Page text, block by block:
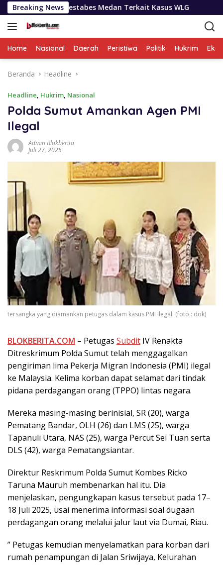
Langsung
ke
konten
Breaking NewsMedan Terkait Kasus WLG Selama
Home Nasional Daerah Peristiwa Politik Hukrim
Beranda Headline
Headline, Hukrim, Nasional
Polda Sumut Amankan Agen PMI
Ilegal
Admin Blokberita
Juli 27, 2025
tersangka yang diamankan petugas dalam kasus PMI Ilegal. (foto : dok)
BLOKBERITA.COM – Petugas Subdit IV Renakta
Ditreskrimum Polda Sumut telah menggagalkan
pengiriman lima Pekerja Migran Indonesia (PMI) ilegal
ke Malaysia. Kelima korban dapat selamat dari tindak
pidana perdagangan orang (TPPO) lintas negara.
Mereka masing-masing berinisial, SR (20), warga
Pematang Bandar, OLH (26) dan LMS (25), warga
Tapanuli Utara, NAS (25), warga Percut Sei Tuan serta
DLS (42), warga Pematangsiantar.
Direktur Reskrimum Polda Sumut Kombes Ricko
Taruna Mauruh membenarkan hal itu. Dia
menjelaskan, pengungkapan kasus tersebut pada 17–
18 Juli 2025, usai menerima informasi soal dugaan
perdagangan orang melalui jalur laut via Dumai, Riau.
” Petugas kemudian menyelamatkan para korban dari
rumah penampungan di Jalan Sriwijaya, Kelurahan